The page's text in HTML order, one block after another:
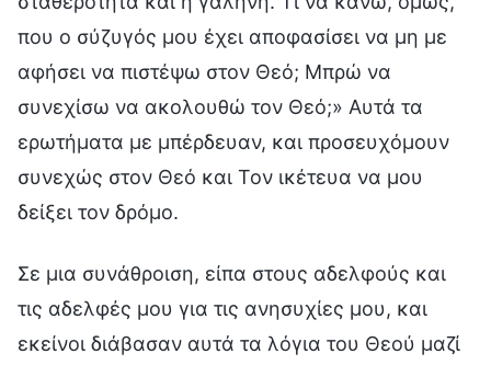
που ο σύζυγός μου έχει αποφασίσει να μη με
αφήσει να πιστέψω στον Θεό; Μπρώ να
συνεχίσω να ακολουθώ τον Θεό;» Αυτά τα
ερωτήματα με μπέρδευαν, και προσευχόμουν
συνεχώς στον Θεό και Τον ικέτευα να μου
δείξει τον δρόμο.
Σε μια συνάθροιση, είπα στους αδελφούς και
τις αδελφές μου για τις ανησυχίες μου, και
εκείνοι διάβασαν αυτά τα λόγια του Θεού μαζί